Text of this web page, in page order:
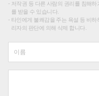
저작권 등 다른 사람의 권리를 침해
를 받을 수 있습니다.
타인에게 불쾌감을 주는 욕설 등 비
리자의 판단에 의해 삭제 합니다.